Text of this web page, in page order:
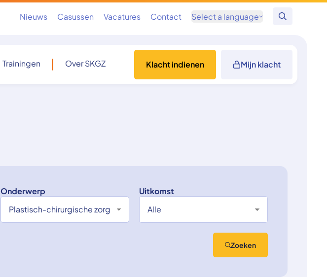
Nieuws Casussen Vacatures Contact Select a language
Zoeken
Trainingen Over SKGZ Klacht indienen Mijn klacht
Onderwerp Uitkomst
Zoeken